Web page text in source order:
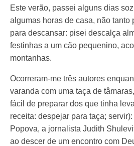
Este verão, passei alguns dias
algumas horas de casa, não tanto
para descansar: pisei descalça
festinhas a um cão pequenino,
montanhas.
Ocorreram-me três autores
varanda com uma taça de
fácil de preparar dos que tinha
receita: despejar para taça;
Popova, a jornalista Judith
ao descer de um encontro com